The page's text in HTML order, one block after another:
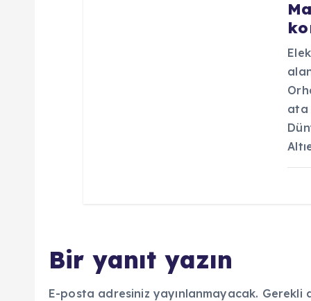
ata
Bir yanıt yazın
E-posta adresiniz yayınlanmayacak. Gerekli